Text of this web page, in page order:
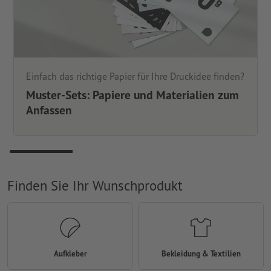
Einfach das richtige Papier für Ihre Druckidee finden?
Muster-Sets: Papiere und Materialien zum
Anfassen
Finden Sie Ihr Wunschprodukt
Aufkleber Bekleidung & Textilien